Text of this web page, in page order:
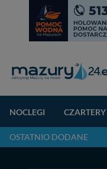
NOCLEGI CZARTERY
OSTATNIO DODANE